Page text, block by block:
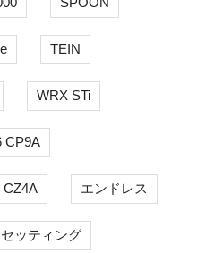
TEIN
WRX STi
CP9A
CZ4A エンドレス
ッティング